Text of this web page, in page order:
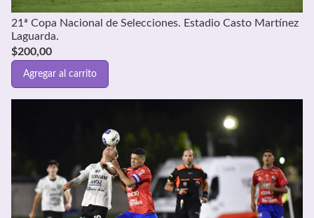
21ª Copa Nacional de Selecciones. Estadio Casto Martínez
Laguarda.
$200,00
Agregar al carrito